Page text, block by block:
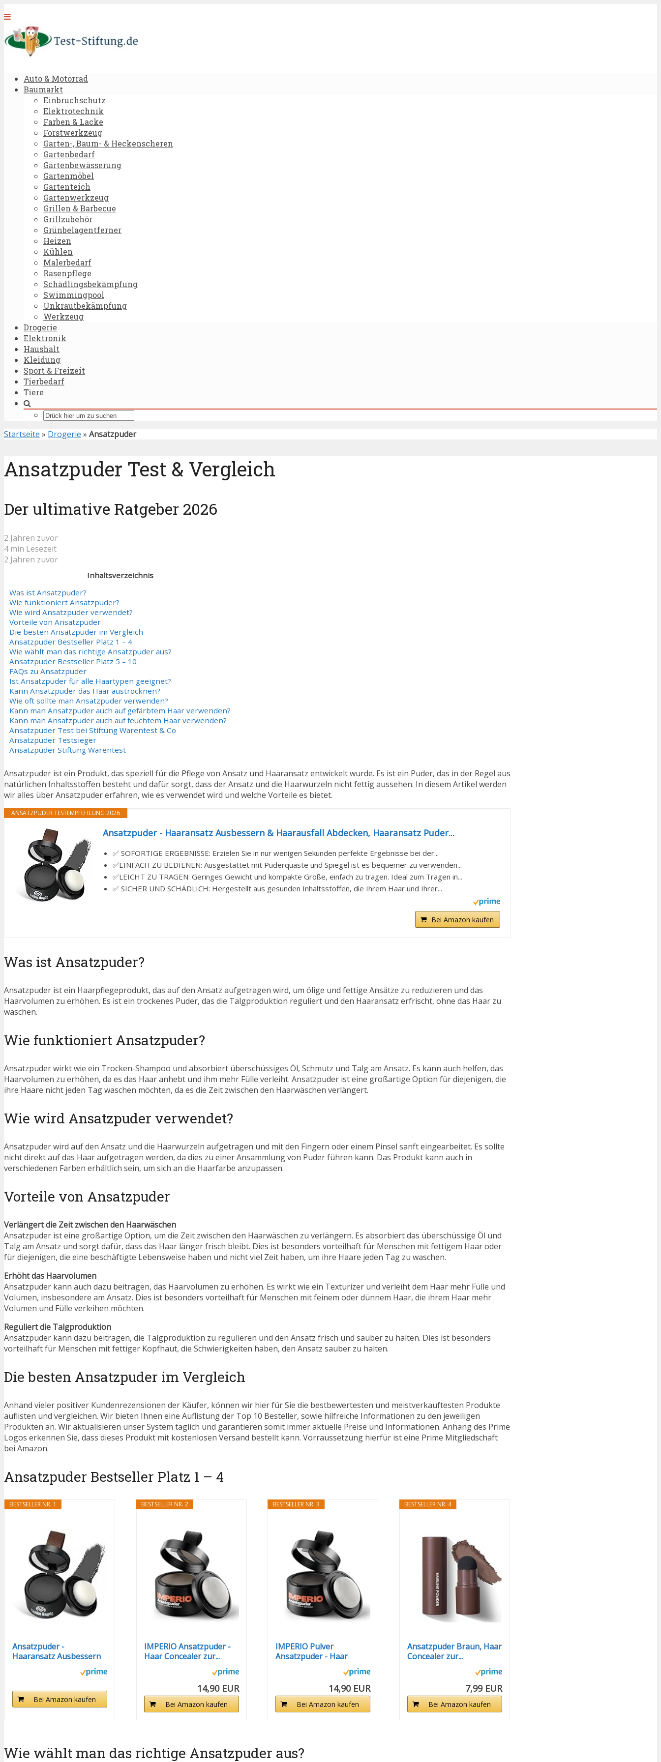
Auto & Motorrad
Baumarkt
Einbruchschutz
Elektrotechnik
Farben & Lacke
Forstwerkzeug
Garten-, Baum- & Heckenscheren
Gartenbedarf
Gartenbewässerung
Gartenmöbel
Gartenteich
Gartenwerkzeug
Grillen & Barbecue
Grillzubehör
Grünbelagentferner
Heizen
Kühlen
Malerbedarf
Rasenpflege
Schädlingsbekämpfung
Swimmingpool
Unkrautbekämpfung
Werkzeug
Drogerie
Elektronik
Haushalt
Kleidung
Sport & Freizeit
Tierbedarf
Tiere
Startseite » Drogerie » Ansatzpuder
Ansatzpuder Test & Vergleich
Der ultimative Ratgeber 2026
2 Jahren zuvor
4 min Lesezeit
2 Jahren zuvor
Inhaltsverzeichnis
Was ist Ansatzpuder?
Wie funktioniert Ansatzpuder?
Wie wird Ansatzpuder verwendet?
Vorteile von Ansatzpuder
Die besten Ansatzpuder im Vergleich
Ansatzpuder Bestseller Platz 1 – 4
Wie wählt man das richtige Ansatzpuder aus?
Ansatzpuder Bestseller Platz 5 – 10
FAQs zu Ansatzpuder
Ist Ansatzpuder für alle Haartypen geeignet?
Kann Ansatzpuder das Haar austrocknen?
Wie oft sollte man Ansatzpuder verwenden?
Kann man Ansatzpuder auch auf gefärbtem Haar verwenden?
Kann man Ansatzpuder auch auf feuchtem Haar verwenden?
Ansatzpuder Test bei Stiftung Warentest & Co
Ansatzpuder Testsieger
Ansatzpuder Stiftung Warentest
Ansatzpuder ist ein Produkt, das speziell für die Pflege von Ansatz und Haaransatz entwickelt wurde. Es ist ein Puder, das in der Regel aus
natürlichen Inhaltsstoffen besteht und dafür sorgt, dass der Ansatz und die Haarwurzeln nicht fettig aussehen. In diesem Artikel werden
wir alles über Ansatzpuder erfahren, wie es verwendet wird und welche Vorteile es bietet.
ANSATZPUDER TESTEMPFEHLUNG 2026
Ansatzpuder - Haaransatz Ausbessern & Haarausfall Abdecken, Haaransatz Puder...
✅ SOFORTIGE ERGEBNISSE: Erzielen Sie in nur wenigen Sekunden perfekte Ergebnisse bei der...
✅EINFACH ZU BEDIENEN: Ausgestattet mit Puderquaste und Spiegel ist es bequemer zu verwenden...
✅LEICHT ZU TRAGEN: Geringes Gewicht und kompakte Größe, einfach zu tragen. Ideal zum Tragen in...
✅ SICHER UND SCHÄDLICH: Hergestellt aus gesunden Inhaltsstoffen, die Ihrem Haar und Ihrer...
Bei Amazon kaufen
Was ist Ansatzpuder?
Ansatzpuder ist ein Haarpflegeprodukt, das auf den Ansatz aufgetragen wird, um ölige und fettige Ansätze zu reduzieren und das
Haarvolumen zu erhöhen. Es ist ein trockenes Puder, das die Talgproduktion reguliert und den Haaransatz erfrischt, ohne das Haar zu
waschen.
Wie funktioniert Ansatzpuder?
Ansatzpuder wirkt wie ein Trocken-Shampoo und absorbiert überschüssiges Öl, Schmutz und Talg am Ansatz. Es kann auch helfen, das
Haarvolumen zu erhöhen, da es das Haar anhebt und ihm mehr Fülle verleiht. Ansatzpuder ist eine großartige Option für diejenigen, die
ihre Haare nicht jeden Tag waschen möchten, da es die Zeit zwischen den Haarwäschen verlängert.
Wie wird Ansatzpuder verwendet?
Ansatzpuder wird auf den Ansatz und die Haarwurzeln aufgetragen und mit den Fingern oder einem Pinsel sanft eingearbeitet. Es sollte
nicht direkt auf das Haar aufgetragen werden, da dies zu einer Ansammlung von Puder führen kann. Das Produkt kann auch in
verschiedenen Farben erhältlich sein, um sich an die Haarfarbe anzupassen.
Vorteile von Ansatzpuder
Verlängert die Zeit zwischen den Haarwäschen
Ansatzpuder ist eine großartige Option, um die Zeit zwischen den Haarwäschen zu verlängern. Es absorbiert das überschüssige Öl und
Talg am Ansatz und sorgt dafür, dass das Haar länger frisch bleibt. Dies ist besonders vorteilhaft für Menschen mit fettigem Haar oder
für diejenigen, die eine beschäftigte Lebensweise haben und nicht viel Zeit haben, um ihre Haare jeden Tag zu waschen.
Erhöht das Haarvolumen
Ansatzpuder kann auch dazu beitragen, das Haarvolumen zu erhöhen. Es wirkt wie ein Texturizer und verleiht dem Haar mehr Fülle und
Volumen, insbesondere am Ansatz. Dies ist besonders vorteilhaft für Menschen mit feinem oder dünnem Haar, die ihrem Haar mehr
Volumen und Fülle verleihen möchten.
Reguliert die Talgproduktion
Ansatzpuder kann dazu beitragen, die Talgproduktion zu regulieren und den Ansatz frisch und sauber zu halten. Dies ist besonders
vorteilhaft für Menschen mit fettiger Kopfhaut, die Schwierigkeiten haben, den Ansatz sauber zu halten.
Die besten Ansatzpuder im Vergleich
Anhand vieler positiver Kundenrezensionen der Käufer, können wir hier für Sie die bestbewertesten und meistverkauftesten Produkte
auflisten und vergleichen. Wir bieten Ihnen eine Auflistung der Top 10 Besteller, sowie hilfreiche Informationen zu den jeweiligen
Produkten an. Wir aktualisieren unser System täglich und garantieren somit immer aktuelle Preise und Informationen. Anhang des Prime
Logos erkennen Sie, dass dieses Produkt mit kostenlosen Versand bestellt kann. Vorraussetzung hierfür ist eine Prime Mitgliedschaft
bei Amazon.
Ansatzpuder Bestseller Platz 1 – 4
BESTSELLER NR. 1
Ansatzpuder -
Haaransatz Ausbessern
Bei Amazon kaufen
BESTSELLER NR. 2
IMPERIO Ansatzpuder -
Haar Concealer zur...
14,90 EUR
Bei Amazon kaufen
BESTSELLER NR. 3
IMPERIO Pulver
Ansatzpuder - Haar
14,90 EUR
Bei Amazon kaufen
BESTSELLER NR. 4
Ansatzpuder Braun, Haar
Concealer zur...
7,99 EUR
Bei Amazon kaufen
Wie wählt man das richtige Ansatzpuder aus?